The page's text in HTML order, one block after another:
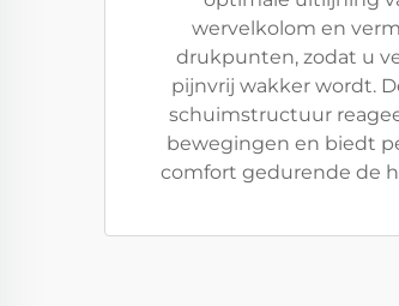
wervelkolom en
drukpunten, zodat u
pijnvrij wakker wordt.
schuimstructuur
bewegingen en biedt
comfort gedurende de